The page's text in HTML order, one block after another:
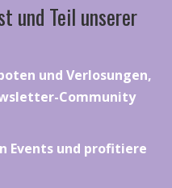
und Teil unserer
und Verlosungen,
Community
Events und profitiere